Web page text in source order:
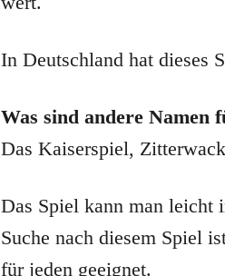
In Deutschland hat dieses
Was sind andere Namen
Das Kaiserspiel,
Das Spiel kann man leicht
Suche nach diesem Spiel
für jeden geeignet.